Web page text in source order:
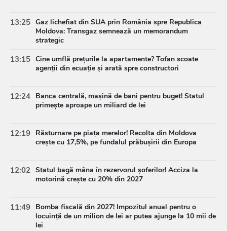
13:25 Gaz lichefiat din SUA prin România spre Republica
Moldova: Transgaz semnează un memorandum
strategic
13:15 Cine umflă prețurile la apartamente? Tofan scoate
agenții din ecuație și arată spre constructori
12:24 Banca centrală, mașină de bani pentru buget! Statul
primește aproape un miliard de lei
12:19 Răsturnare pe piața merelor! Recolta din Moldova
crește cu 17,5%, pe fundalul prăbușirii din Europa
12:02 Statul bagă mâna în rezervorul șoferilor! Acciza la
motorină crește cu 20% din 2027
11:49 Bomba fiscală din 2027! Impozitul anual pentru o
locuință de un milion de lei ar putea ajunge la 10 mii de
lei